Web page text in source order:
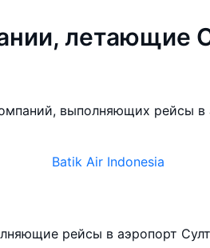
летающие
выполняющих рейсы в
Batik Air Indonesia
рейсы в аэропорт